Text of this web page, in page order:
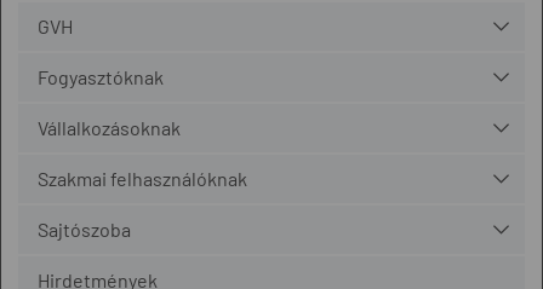
GVH
Fogyasztóknak
Vállalkozásoknak
Szakmai felhasználóknak
Sajtószoba
Hirdetmények